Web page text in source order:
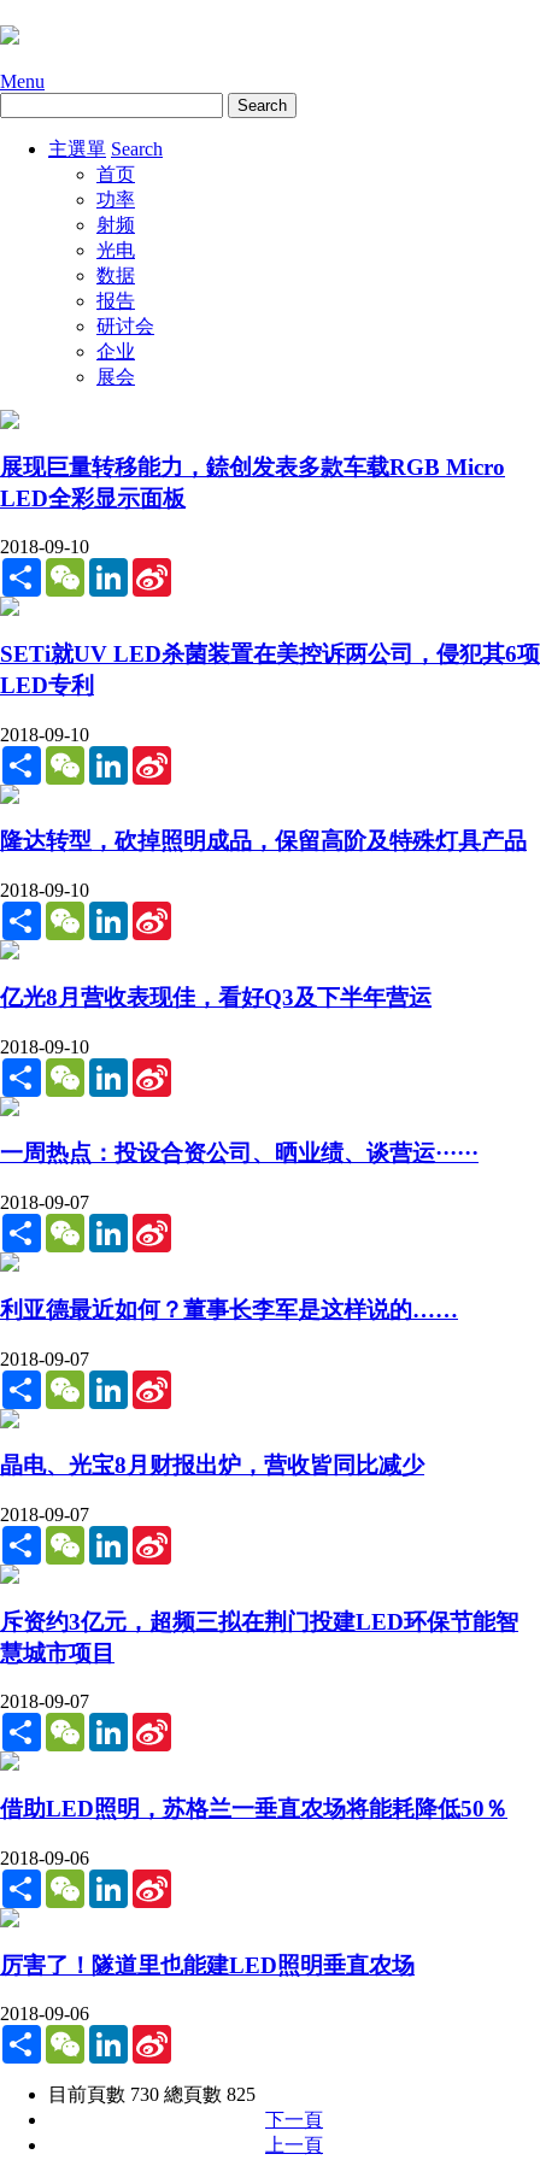
Menu
主選單 Search
首页
功率
射频
光电
数据
报告
研讨会
企业
展会
展现巨量转移能力，錼创发表多款车载RGB Micro
LED全彩显示面板
2018-09-10
Share WeChatLinkedIn
SETi就UV LED杀菌装置在美控诉两公司，侵犯其6项
LED专利
2018-09-10
Share WeChatLinkedIn
隆达转型，砍掉照明成品，保留高阶及特殊灯具产品
2018-09-10
Share WeChatLinkedIn
亿光8月营收表现佳，看好Q3及下半年营运
2018-09-10
Share WeChatLinkedIn
一周热点：投设合资公司、晒业绩、谈营运······
2018-09-07
Share WeChatLinkedIn
利亚德最近如何？董事长李军是这样说的……
2018-09-07
Share WeChatLinkedIn
晶电、光宝8月财报出炉，营收皆同比减少
2018-09-07
Share WeChatLinkedIn
斥资约3亿元，超频三拟在荆门投建LED环保节能智
慧城市项目
2018-09-07
Share WeChatLinkedIn
借助LED照明，苏格兰一垂直农场将能耗降低50％
2018-09-06
Share WeChatLinkedIn
厉害了！隧道里也能建LED照明垂直农场
2018-09-06
Share WeChatLinkedIn
目前頁數 730 總頁數 825
下一頁
上一頁